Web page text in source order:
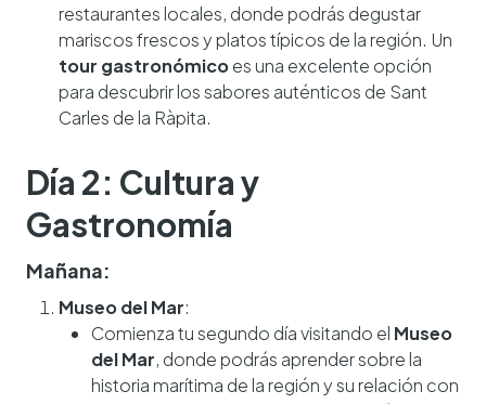
restaurantes locales, donde podrás degustar
mariscos frescos y platos típicos de la región. Un
tour gastronómicoes una excelente opción
para descubrir los sabores auténticos de Sant
Carles de la Ràpita.
Día 2: Cultura y
Gastronomía
Mañana:
Museo del Mar:
Comienza tu segundo día visitando el Museo
del Mar, donde podrás aprender sobre la
historia marítima de la región y su relación con